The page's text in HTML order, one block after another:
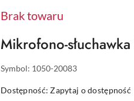
Brak towaru
Mikrofono-
Symbol: 1050-20083
Dostępność:Zapytaj o dostępność